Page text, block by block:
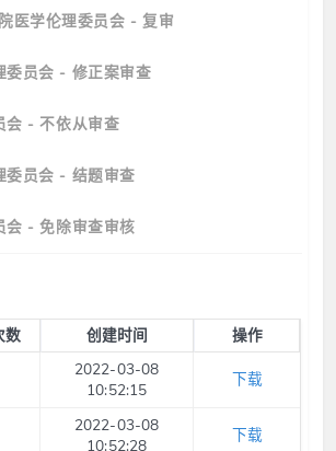
医学伦理委员会 - 复审
委员会 - 修正案审查
会 - 不依从审查
委员会 - 结题审查
会 - 免除审查审核
数 创建时间 操作
2022-03-08
10:52:15
下载
2022-03-08
10:52:28
下载